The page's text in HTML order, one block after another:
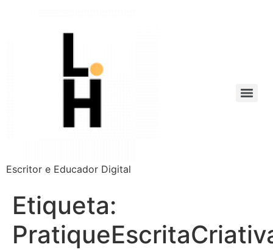
Escritor e Educador Digital
Etiqueta: